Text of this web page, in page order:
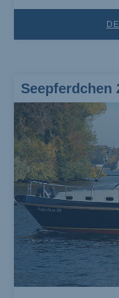
Seepferdchen